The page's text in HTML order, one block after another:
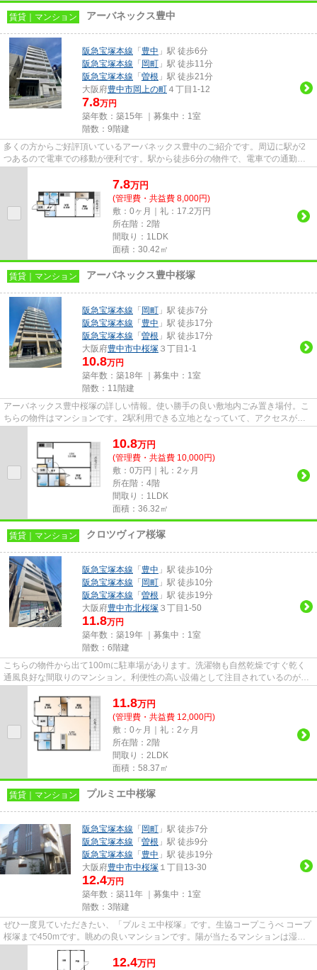
賃貸｜マンション アーバネックス豊中
阪急宝塚本線 「 豊中 」駅 徒歩6分
阪急宝塚本線 「 岡町 」駅 徒歩11分
阪急宝塚本線 「 曽根 」駅 徒歩21分
大阪府豊中市岡上の町 ４丁目1-12
7.8万円
築年数：築15年 ｜募集中： 1室
階数：9階建
多くの方からご好評頂いているアーバネックス豊中のご紹介です。周辺に駅が2
つあるので電車での移動が便利です。駅から徒歩6分の物件で、電車での通勤に
7.8万円
(管理費・共益費 8,000円)
敷：0ヶ月｜礼：17.2万円
所在階：2階
間取り：1LDK
面積：30.42㎡
賃貸｜マンション アーバネックス豊中桜塚
阪急宝塚本線 「 岡町 」駅 徒歩7分
阪急宝塚本線 「 豊中 」駅 徒歩17分
阪急宝塚本線 「 曽根 」駅 徒歩17分
大阪府豊中市中桜塚 ３丁目1-1
10.8万円
築年数：築18年 ｜募集中： 1室
階数：11階建
アーバネックス豊中桜塚の詳しい情報。使い勝手の良い敷地内ごみ置き場付。こ
ちらの物件はマンションです。2駅利用できる立地となっていて、アクセスが良
10.8万円
(管理費・共益費 10,000円)
敷：0万円｜礼：2ヶ月
所在階：4階
間取り：1LDK
面積：36.32㎡
賃貸｜マンション クロツヴィア桜塚
阪急宝塚本線 「 豊中 」駅 徒歩10分
阪急宝塚本線 「 岡町 」駅 徒歩10分
阪急宝塚本線 「 曽根 」駅 徒歩19分
大阪府豊中市北桜塚 ３丁目1-50
11.8万円
築年数：築19年 ｜募集中： 1室
階数：6階建
こちらの物件から出て100mに駐車場があります。洗濯物も自然乾燥ですぐ乾く
通風良好な間取りのマンション。利便性の高い設備として注目されているのが敷
11.8万円
(管理費・共益費 12,000円)
敷：0ヶ月｜礼：2ヶ月
所在階：2階
間取り：2LDK
面積：58.37㎡
賃貸｜マンション プルミエ中桜塚
阪急宝塚本線 「 岡町 」駅 徒歩7分
阪急宝塚本線 「 曽根 」駅 徒歩9分
阪急宝塚本線 「 豊中 」駅 徒歩19分
大阪府豊中市中桜塚 １丁目13-30
12.4万円
築年数：築11年 ｜募集中： 1室
階数：3階建
ぜひ一度見ていただきたい、「プルミエ中桜塚」です。生協コープこうべ コープ
桜塚まで450mです。眺めの良いマンションです。陽が当たるマンションは湿気
も少なく健康な毎日を過ごせま...
12.4万円